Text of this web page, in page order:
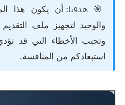
🎯 هدفنا: أن يكون هذا
والوحيد لتجهيز ملف
وتجنب الأخطاء التي قد
استبعادكم من المنافسة.